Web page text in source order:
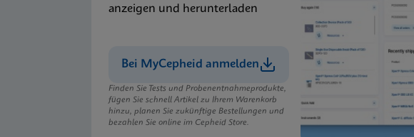
anzeigen und herunterladen
Bei MyCepheid anmelden
Finden Sie Tests und Probenentnahmeprodukte,
fügen Sie schnell Artikel zu Ihrem Warenkorb
hinzu, planen Sie zukünftige Bestellungen und
bezahlen Sie online im Cepheid Store.